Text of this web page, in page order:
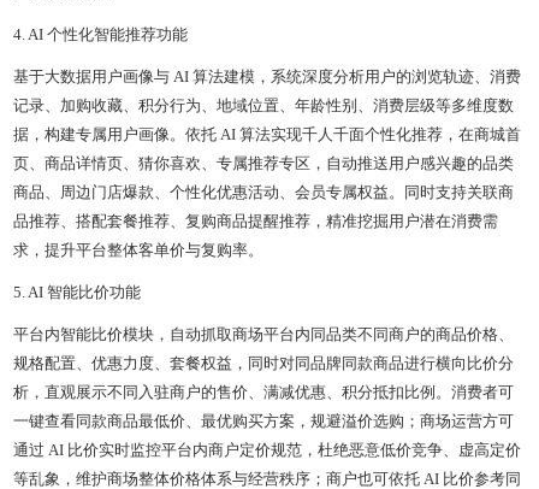
4. AI 个性化智能推荐功能
基于大数据用户画像与 AI 算法建模，系统深度分析用户的浏览轨迹、消费
记录、加购收藏、积分行为、地域位置、年龄性别、消费层级等多维度数
据，构建专属用户画像。依托 AI 算法实现千人千面个性化推荐，在商城首
页、商品详情页、猜你喜欢、专属推荐专区，自动推送用户感兴趣的品类
商品、周边门店爆款、个性化优惠活动、会员专属权益。同时支持关联商
品推荐、搭配套餐推荐、复购商品提醒推荐，精准挖掘用户潜在消费需
求，提升平台整体客单价与复购率。
5. AI 智能比价功能
平台内智能比价模块，自动抓取商场平台内同品类不同商户的商品价格、
规格配置、优惠力度、套餐权益，同时对同品牌同款商品进行横向比价分
析，直观展示不同入驻商户的售价、满减优惠、积分抵扣比例。消费者可
一键查看同款商品最低价、最优购买方案，规避溢价选购；商场运营方可
通过 AI 比价实时监控平台内商户定价规范，杜绝恶意低价竞争、虚高定价
等乱象，维护商场整体价格体系与经营秩序；商户也可依托 AI 比价参考同